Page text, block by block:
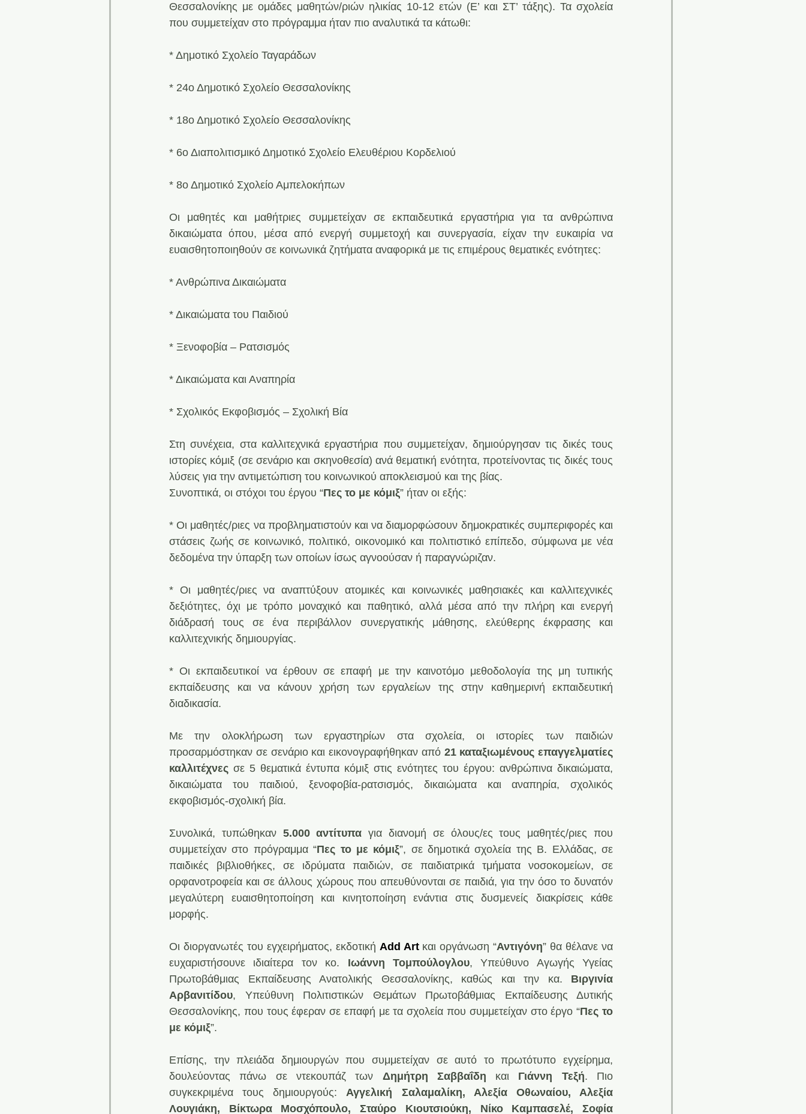
Θεσσαλονίκης με ομάδες μαθητών/ριών ηλικίας 10-12 ετών (Ε’ και ΣΤ’ τάξης). Τα σχολεία
που συμμετείχαν στο πρόγραμμα ήταν πιο αναλυτικά τα κάτωθι:
* Δημοτικό Σχολείο Ταγαράδων
* 24ο Δημοτικό Σχολείο Θεσσαλονίκης
* 18ο Δημοτικό Σχολείο Θεσσαλονίκης
* 6ο Διαπολιτισμικό Δημοτικό Σχολείο Ελευθέριου Κορδελιού
* 8ο Δημοτικό Σχολείο Αμπελοκήπων
Οι μαθητές και μαθήτριες συμμετείχαν σε εκπαιδευτικά εργαστήρια για τα ανθρώπινα
δικαιώματα όπου, μέσα από ενεργή συμμετοχή και συνεργασία, είχαν την ευκαιρία να
ευαισθητοποιηθούν σε κοινωνικά ζητήματα αναφορικά με τις επιμέρους θεματικές ενότητες:
* Ανθρώπινα Δικαιώματα
* Δικαιώματα του Παιδιού
* Ξενοφοβία – Ρατσισμός
* Δικαιώματα και Αναπηρία
* Σχολικός Εκφοβισμός – Σχολική Βία
Στη συνέχεια, στα καλλιτεχνικά εργαστήρια που συμμετείχαν, δημιούργησαν τις δικές τους
ιστορίες κόμιξ (σε σενάριο και σκηνοθεσία) ανά θεματική ενότητα, προτείνοντας τις δικές τους
λύσεις για την αντιμετώπιση του κοινωνικού αποκλεισμού και της βίας.
Συνοπτικά, οι στόχοι του έργου “Πες το με κόμιξ” ήταν οι εξής:
* Οι μαθητές/ριες να προβληματιστούν και να διαμορφώσουν δημοκρατικές συμπεριφορές και
στάσεις ζωής σε κοινωνικό, πολιτικό, οικονομικό και πολιτιστικό επίπεδο, σύμφωνα με νέα
δεδομένα την ύπαρξη των οποίων ίσως αγνοούσαν ή παραγνώριζαν.
* Οι μαθητές/ριες να αναπτύξουν ατομικές και κοινωνικές μαθησιακές και καλλιτεχνικές
δεξιότητες, όχι με τρόπο μοναχικό και παθητικό, αλλά μέσα από την πλήρη και ενεργή
διάδρασή τους σε ένα περιβάλλον συνεργατικής μάθησης, ελεύθερης έκφρασης και
καλλιτεχνικής δημιουργίας.
* Οι εκπαιδευτικοί να έρθουν σε επαφή με την καινοτόμo μεθοδολογία της μη τυπικής
εκπαίδευσης και να κάνουν χρήση των εργαλείων της στην καθημερινή εκπαιδευτική
διαδικασία.
Με την ολοκλήρωση των εργαστηρίων στα σχολεία, οι ιστορίες των παιδιών
προσαρμόστηκαν σε σενάριο και εικονογραφήθηκαν από 21 καταξιωμένους επαγγελματίες
καλλιτέχνες σε 5 θεματικά έντυπα κόμιξ στις ενότητες του έργου: ανθρώπινα δικαιώματα,
δικαιώματα του παιδιού, ξενοφοβία-ρατσισμός, δικαιώματα και αναπηρία, σχολικός
εκφοβισμός-σχολική βία.
Συνολικά, τυπώθηκαν 5.000 αντίτυπα για διανομή σε όλους/ες τους μαθητές/ριες που
συμμετείχαν στο πρόγραμμα “Πες το με κόμιξ”, σε δημοτικά σχολεία της Β. Ελλάδας, σε
παιδικές βιβλιοθήκες, σε ιδρύματα παιδιών, σε παιδιατρικά τμήματα νοσοκομείων, σε
ορφανοτροφεία και σε άλλους χώρους που απευθύνονται σε παιδιά, για την όσο το δυνατόν
μεγαλύτερη ευαισθητοποίηση και κινητοποίηση ενάντια στις δυσμενείς διακρίσεις κάθε
μορφής.
Οι διοργανωτές του εγχειρήματος, εκδοτική Add Art και οργάνωση “Αντιγόνη” θα θέλανε να
ευχαριστήσουνε ιδιαίτερα τον κο. Ιωάννη Τομπούλογλου, Υπεύθυνο Αγωγής Υγείας
Πρωτοβάθμιας Εκπαίδευσης Ανατολικής Θεσσαλονίκης, καθώς και την κα. Βιργινία
Αρβανιτίδου, Υπεύθυνη Πολιτιστικών Θεμάτων Πρωτοβάθμιας Εκπαίδευσης Δυτικής
Θεσσαλονίκης, που τους έφεραν σε επαφή με τα σχολεία που συμμετείχαν στο έργο “Πες το
με κόμιξ”.
Επίσης, την πλειάδα δημιουργών που συμμετείχαν σε αυτό το πρωτότυπο εγχείρημα,
δουλεύοντας πάνω σε ντεκουπάζ των Δημήτρη Σαββαΐδη και Γιάννη Τεξή. Πιο
συγκεκριμένα τους δημιουργούς: Αγγελική Σαλαμαλίκη, Αλεξία Οθωναίου, Αλεξία
Λουγιάκη, Βίκτωρα Μοσχόπουλο, Σταύρο Κιουτσιούκη, Νίκο Καμπασελέ, Σοφία